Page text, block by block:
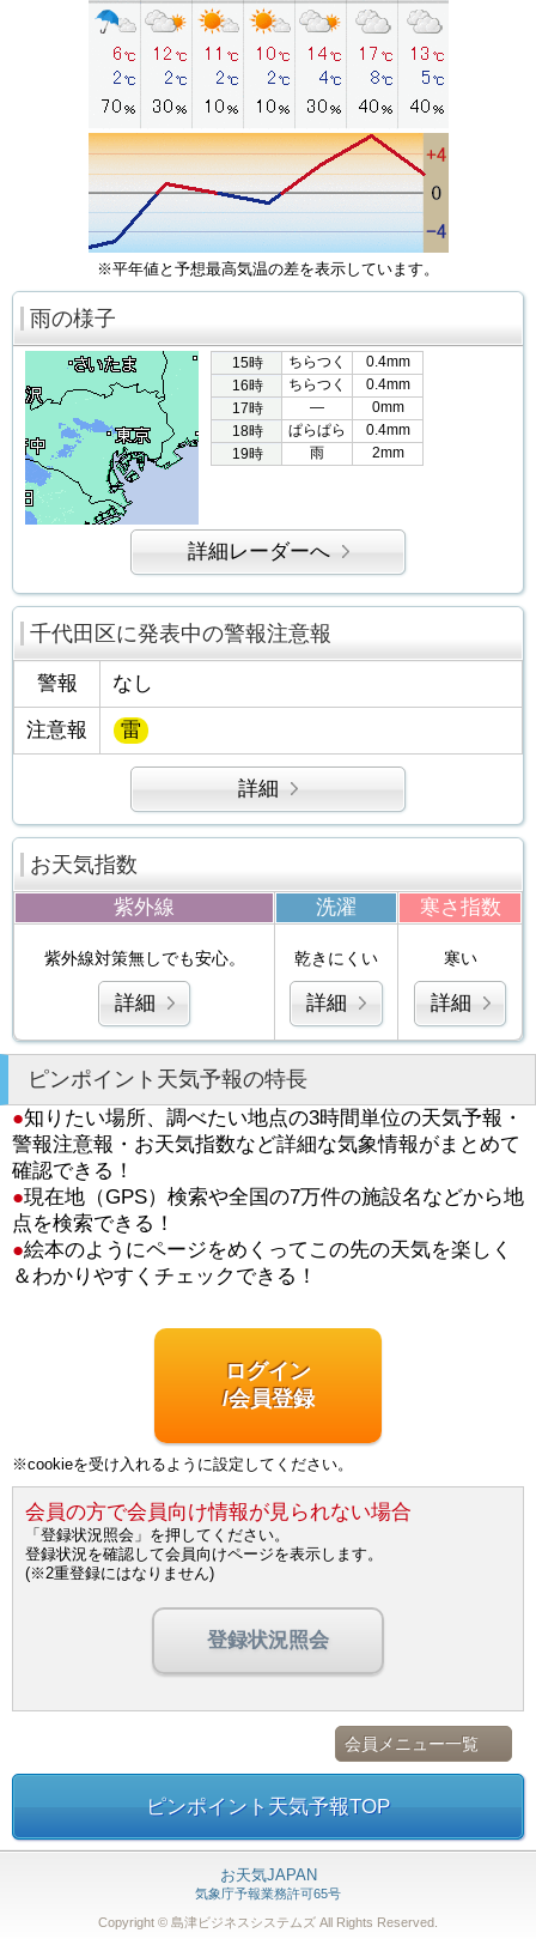
※平年値と予想最高気温の差を表示しています。
雨の様子
15時 ちらつく
0.4mm
16時
ちらつく
0.4mm
17時
―
0mm
18時
ぱらぱら
0.4mm
19時
雨 2mm
詳細レーダーへ
千代田区に発表中の警報注意報
警報 なし
注意報 雷
詳細
お天気指数
紫外線 洗濯 寒さ指数
紫外線対策無しでも安心。
詳細
乾きにくい
詳細
寒い
詳細
ピンポイント天気予報の特長
●知りたい場所、調べたい地点の3時間単位の天気予報・
警報注意報・お天気指数など詳細な気象情報がまとめて
確認できる！
●現在地（GPS）検索や全国の7万件の施設名などから地
点を検索できる！
●絵本のようにページをめくってこの先の天気を楽しく
＆わかりやすくチェックできる！
ログイン
/会員登録
※cookieを受け入れるように設定してください。
会員の方で会員向け情報が見られない場合
「登録状況照会」を押してください。
登録状況を確認して会員向けページを表示します。
(※2重登録にはなりません)
登録状況照会
会員メニュー一覧
ピンポイント天気予報TOP
お天気JAPAN
気象庁予報業務許可65号
Copyright © 島津ビジネスシステムズ All Rights Reserved.